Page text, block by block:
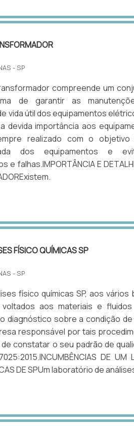
- SP
compreende um
de garantir as
vida útil dos equipamentos
devida importância aos
realizado com o objetivo
dos equipamentos e
falhas.IMPORTÂNCIA E
FÍSICO QUÍMICAS SP
- SP
físico químicas SP, aos vários
aos materiais e
diagnóstico sobre a condição
responsável por tais
constatar o seu padrão de
DE UM
DE SPUm laboratório de